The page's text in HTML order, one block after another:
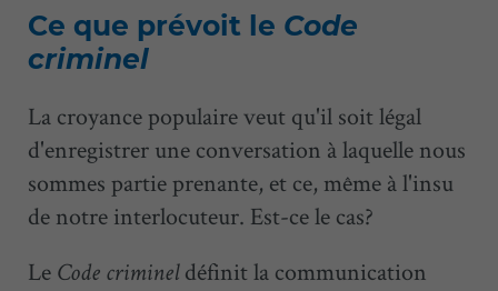
Ce que prévoit le Code
criminel
La croyance populaire veut qu'il soit légal
d'enregistrer une conversation à laquelle nous
sommes partie prenante, et ce, même à l'insu
de notre interlocuteur. Est-ce le cas?
Le Code crimineldéfinit la communication